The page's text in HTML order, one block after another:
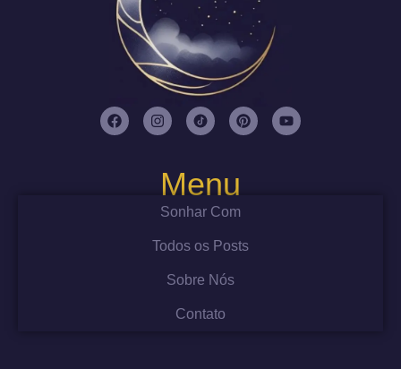
Menu
Sonhar Com
Todos os Posts
Sobre Nós
Contato